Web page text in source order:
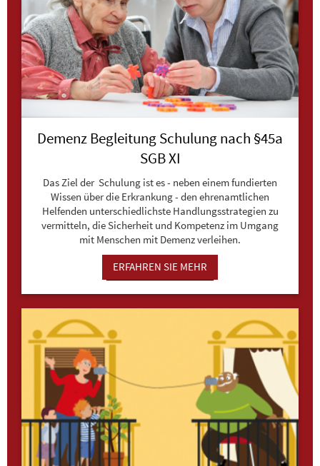
Demenz Begleitung Schulung nach §45a
SGB XI
Das Ziel der Schulung ist es - neben einem fundierten
Wissen über die Erkrankung - den ehrenamtlichen
Helfenden unterschiedlichste Handlungsstrategien zu
vermitteln, die Sicherheit und Kompetenz im Umgang
mit Menschen mit Demenz verleihen.
ERFAHREN SIE MEHR